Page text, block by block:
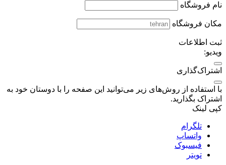
نام فروشگاه
مکان فروشگاه
ثبت اطلاعات
ویدیو:
اشتراک‌گذاری
با استفاده از روش‌های زیر می‌توانید این صفحه را با دوستان خود به
اشتراک بگذارید.
کپی لینک
تلگرام
واتساپ
فیسبوک
تویتر